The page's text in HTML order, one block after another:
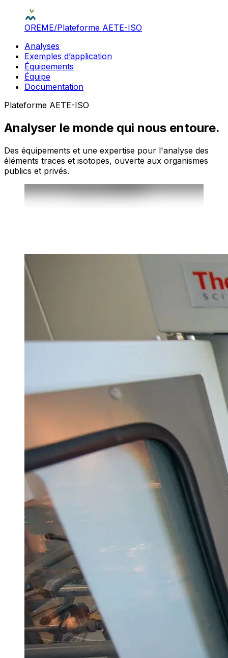
OREME/Plateforme AETE-ISO
Analyses
Exemples d’application
Équipements
Équipe
Documentation
Plateforme AETE-ISO
Analyser le monde qui nous entoure.
Des équipements et une expertise pour l'analyse des
éléments traces et isotopes, ouverte aux organismes
publics et privés.